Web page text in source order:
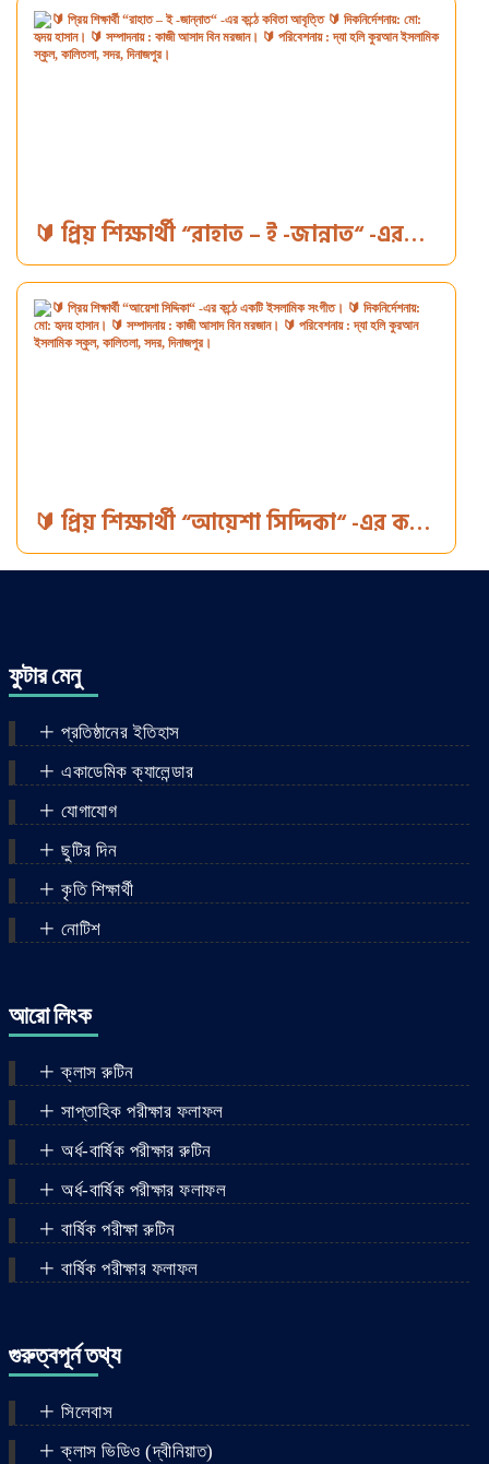
দিকনির্দেশনায়: মো: হৃদয় হাসান। 🔰
সম্পাদনায় : কাজী আসাদ বিন মরজান। 🔰
🔰 প্রিয় শিক্ষার্থী “রাহাত – ই -জান্নাত“ -এর
কন্ঠে কবিতা আবৃত্তি 🔰 দিকনির্দেশনায়: মো:
হৃদয় হাসান। 🔰 সম্পাদনায় : কাজী আসাদ বিন
মরজান। 🔰 পরিবেশনায় : দ্যা হলি কুরআন
🔰 প্রিয় শিক্ষার্থী “আয়েশা সিদ্দিকা“ -এর কন্ঠে
একটি ইসলামিক সংগীত। 🔰 দিকনির্দেশনায়:
দিনাজপুর।
ফুটার মেনু
প্রতিষ্ঠানের ইতিহাস
একাডেমিক ক্যালেন্ডার
যোগাযোগ
ছুটির দিন
কৃতি শিক্ষার্থী
নোটিশ
আরো লিংক
ক্লাস রুটিন
সাপ্তাহিক পরীক্ষার ফলাফল
অর্ধ-বার্ষিক পরীক্ষার রুটিন
অর্ধ-বার্ষিক পরীক্ষার ফলাফল
বার্ষিক পরীক্ষা রুটিন
বার্ষিক পরীক্ষার ফলাফল
গুরুত্বপূর্ন তথ্য
সিলেবাস
ক্লাস ভিডিও (দ্বীনিয়াত)